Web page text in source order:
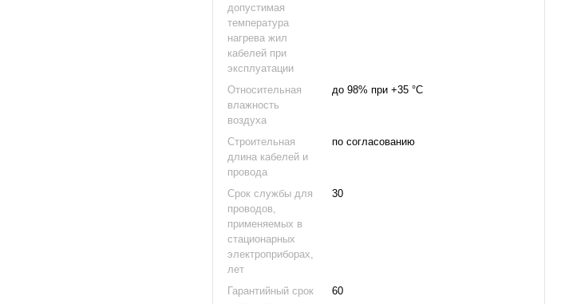
допустимая
температура
нагрева жил
кабелей при
эксплуатации
Относительная
влажность
воздуха
до 98% при +35 °С
Строительная
длина кабелей и
провода
по согласованию
Срок службы для
проводов,
применяемых в
стационарных
электроприборах,
лет
30
Гарантийный срок
60